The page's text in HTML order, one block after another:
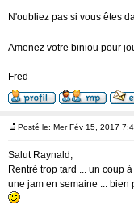
N'oubliez pas si vous êtes
Amenez votre biniou pour
Fred
Posté le: Mer Fév 15, 2017
Salut Raynald,
Rentré trop tard ... un coup
une jam en semaine ... bien